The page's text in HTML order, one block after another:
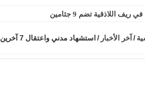
اللاذقية تضم 9 جثامين
والتجارية والصناعية من الرسوم
/ آخر الأخبار /